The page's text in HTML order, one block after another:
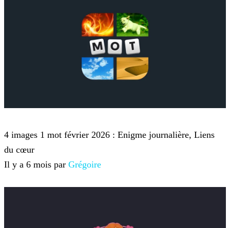
4 images 1 mot février 2026 : Enigme journalière, Liens
du cœur
Il y a 6 mois par Grégoire